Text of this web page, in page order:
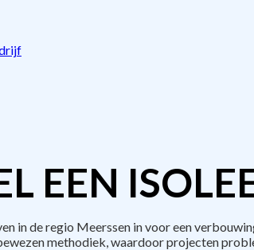
EEN
in de regio Meerssen in voor een
methodiek, waardoor projecten